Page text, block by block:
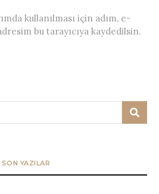
kullanılması için adım, e-
bu tarayıcıya kaydedilsin.
SON YAZILAR